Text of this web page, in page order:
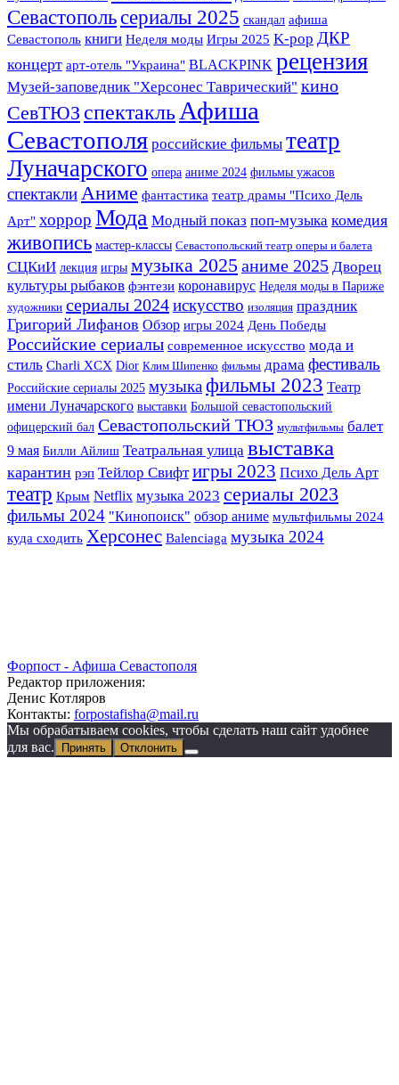
Севастопольсериалы 2025 скандал афиша
Севастополь книги Неделя моды Игры 2025 K-pop ДКР
концерт арт-отель "Украина" BLACKPINK рецензия
Музей-заповедник "Херсонес Таврический" кино
СевТЮЗ спектакль Афиша
Севастополя российские фильмы театр
Луначарского опера аниме 2024 фильмы ужасов
спектаклиАниме фантастика театр драмы "Психо Дель
Арт" хоррор Мода Модный показ поп-музыка комедия
живопись мастер-классы Севастопольский театр оперы и балета
СЦКиИ лекция игры музыка 2025аниме 2025 Дворец
культуры рыбаков фэнтези коронавирус Неделя моды в Париже
художники сериалы 2024искусство изоляция праздник
Григорий Лифанов Обзор игры 2024 День Победы
Российские сериалы современное искусство мода и
стиль Charli XCX Dior Клим Шипенко фильмы драма фестиваль
Российские сериалы 2025 музыкафильмы 2023 Театр
имени Луначарского выставки Большой севастопольский
офицерский бал Севастопольский ТЮЗ мультфильмы балет
9 мая Билли Айлиш Театральная улица выставка
карантин рэп Тейлор Свифт игры 2023 Психо Дель Арт
театр Крым Netflix музыка 2023 сериалы 2023
фильмы 2024 "Кинопоиск" обзор аниме мультфильмы 2024
куда сходить Херсонес Balenciaga музыка 2024
Форпост - Афиша Севастополя
Редактор приложения:
Денис Котляров
Контакты: forpostafisha@mail.ru
Мы обрабатываем cookies, чтобы сделать наш сайт удобнее
для вас.
Принять Отклонить